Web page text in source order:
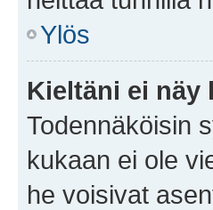
Ylös
Kieltäni ei näy
Todennäköisin
kukaan ei ole
he voisivat